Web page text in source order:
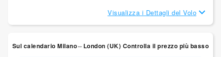
Visualizza i Dettagli del Volo
Sul calendario Milano⇔London (UK) Controlla il prezzo più basso